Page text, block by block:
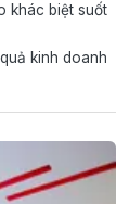
khác biệt suốt
kinh doanh